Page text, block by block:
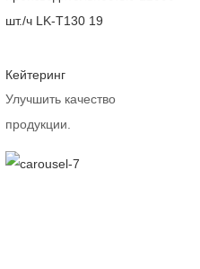
Кейтеринг
Улучшить качество
продукции.